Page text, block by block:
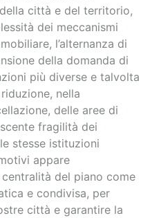
città e del territorio,
dei meccanismi
l’alternanza di
della domanda di
più diverse e talvolta
nella
delle aree di
fragilità dei
stesse istituzioni
appare
del piano come
e condivisa, per
città e garantire la